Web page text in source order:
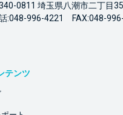
0811 埼玉県八潮市二丁目
:048-996-4221 FAX:048-
テンツ